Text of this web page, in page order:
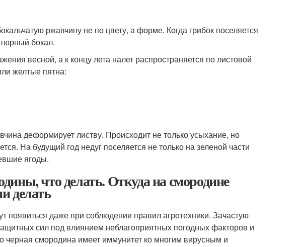
ржавчину не по цвету, а форме. Когда грибок поселяется
бокал.
весной, а к концу лета налет распространяется по листовой
желтые пятна:
деформирует листву. Происходит не только усыхание, но
На будущий год недуг поселяется не только на зеленой части
ягоды.
что делать. Откуда на смородине
делать
появиться даже при соблюдении правил агротехники. Зачастую
сил под влиянием неблагоприятных погодных факторов и
черная смородина имеет иммунитет ко многим вирусным и